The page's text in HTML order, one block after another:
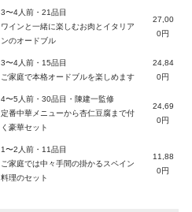
3〜4人前・21品目
ワインと一緒に楽しむお肉とイタリア
ンのオードブル
27,00
0円
3〜4人前・15品目
ご家庭で本格オードブルを楽しめます
24,84
0円
4〜5人前・30品目・陳建一監修
定番中華メニューから杏仁豆腐まで付
く豪華セット
24,69
0円
1〜2人前・11品目
ご家庭では中々手間の掛かるスペイン
料理のセット
11,88
0円